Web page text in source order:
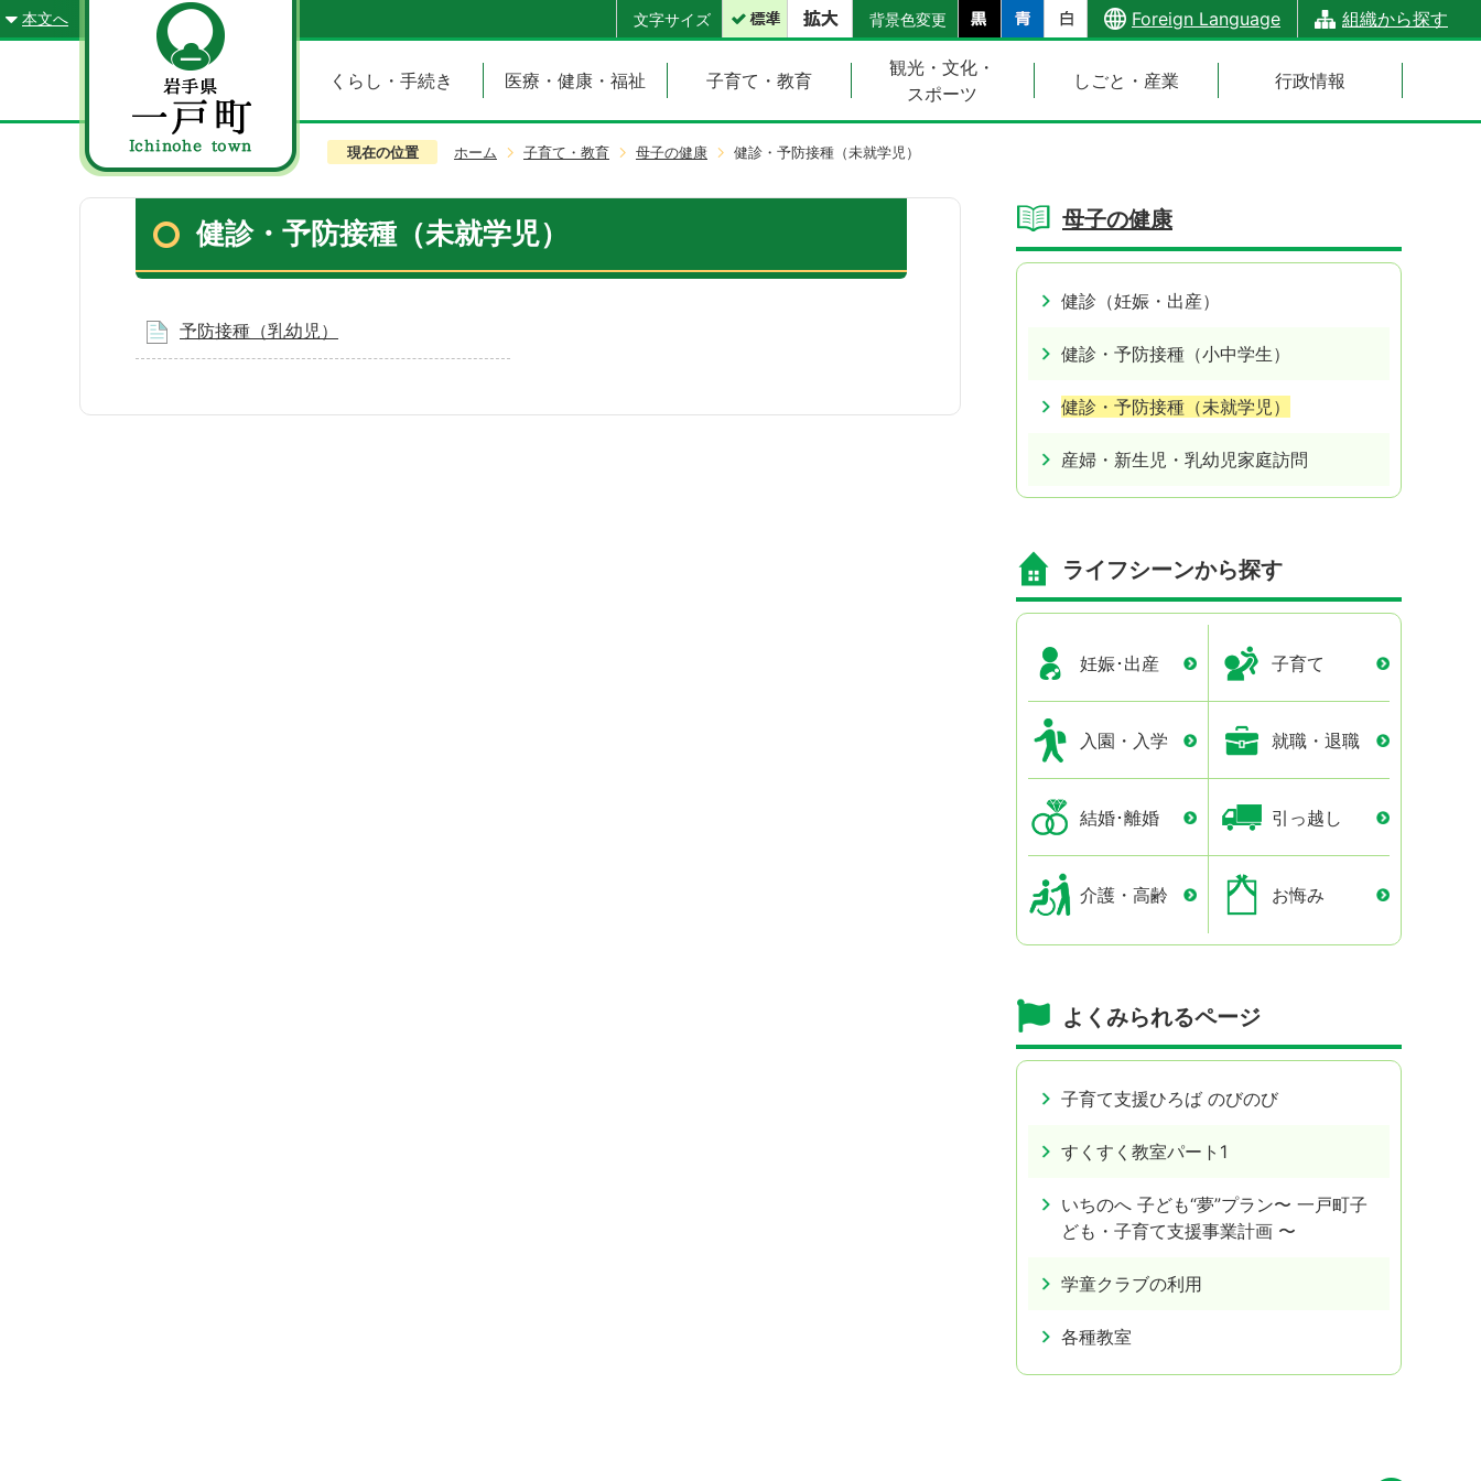
本文へ 文字サイズ 背景色変更 Foreign Language 組織から探す
くらし・手続き 医療・健康・福祉 子育て・教育
観光・文化・
スポーツ
しごと・産業 行政情報
現在の位置 ホーム 子育て・教育 母子の健康 健診・予防接種（未就学児）
健診・予防接種（未就学児）
予防接種（乳幼児）
母子の健康
健診（妊娠・出産）
健診・予防接種（小中学生）
健診・予防接種（未就学児）
産婦・新生児・乳幼児家庭訪問
ライフシーンから探す
妊娠･出産 子育て
入園・入学 就職・退職
結婚･離婚 引っ越し
介護・高齢 お悔み
よくみられるページ
子育て支援ひろば のびのび
すくすく教室パート1
いちのへ 子ども“夢”プラン〜 一戸町子
ども・子育て支援事業計画 〜
学童クラブの利用
各種教室